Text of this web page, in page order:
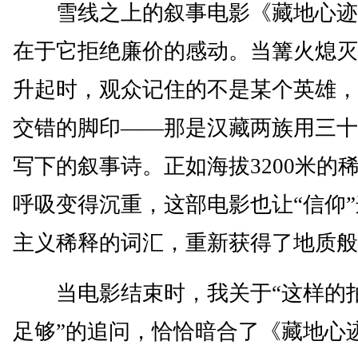
雪线之上的叙事电影《藏地心迹
在于它拒绝廉价的感动。当篝火熄
升起时，观众记住的不是某个英雄
交错的脚印——那是汉藏两族用三
写下的叙事诗。正如海拔3200米的
呼吸变得沉重，这部电影也让“信仰
主义稀释的词汇，重新获得了地质
当电影结束时，我关于“这样的
足够”的追问，恰恰暗合了《藏地心